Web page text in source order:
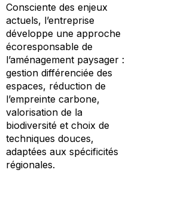
Consciente des enjeux
actuels, l’entreprise
développe une approche
écoresponsable de
l’aménagement paysager :
gestion différenciée des
espaces, réduction de
l’empreinte carbone,
valorisation de la
biodiversité et choix de
techniques douces,
adaptées aux spécificités
régionales.